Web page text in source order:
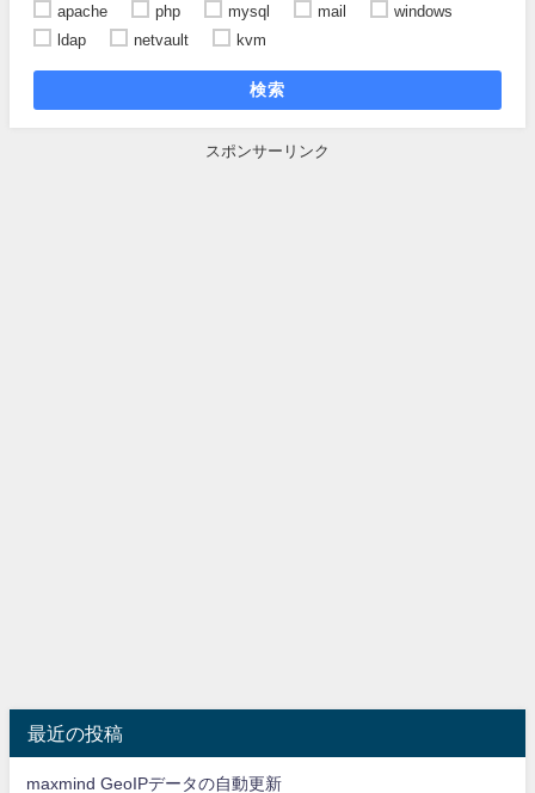
apache
php mysql mail
windows
ldap
netvault kvm
検索
スポンサーリンク
最近の投稿
maxmind GeoIPデータの自動更新